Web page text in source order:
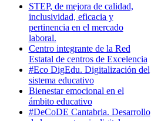
STEP, de mejora de calidad,
inclusividad, eficacia y
pertinencia en el mercado
laboral.
Centro integrante de la Red
Estatal de centros de Excelencia
#Eco DigEdu. Digitalización del
sistema educativo
Bienestar emocional en el
ámbito educativo
#DeCoDE Cantabria. Desarrollo